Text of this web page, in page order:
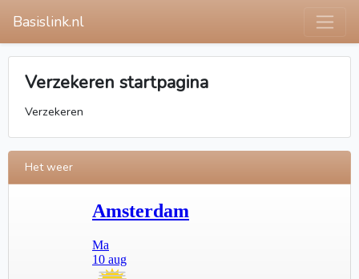
Basislink.nl
Verzekeren startpagina
Verzekeren
Het weer